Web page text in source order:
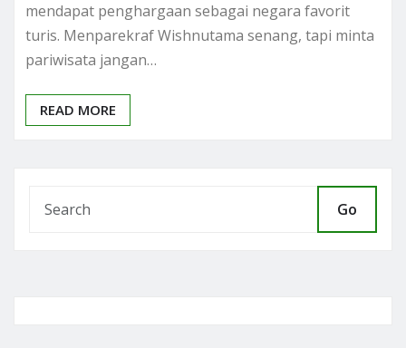
mendapat penghargaan sebagai negara favorit
turis. Menparekraf Wishnutama senang, tapi minta
pariwisata jangan…
READ MORE
Go